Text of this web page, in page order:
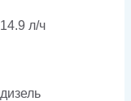
14.9 л/ч
дизель